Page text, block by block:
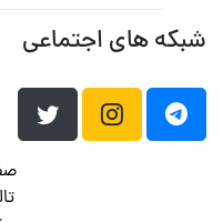
شبکه های اجتماعی